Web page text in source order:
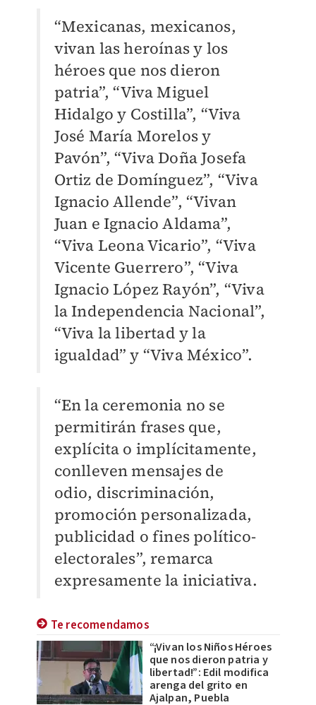
“Mexicanas, mexicanos,
vivan las heroínas y los
héroes que nos dieron
patria”, “Viva Miguel
Hidalgo y Costilla”, “Viva
José María Morelos y
Pavón”, “Viva Doña Josefa
Ortiz de Domínguez”, “Viva
Ignacio Allende”, “Vivan
Juan e Ignacio Aldama”,
“Viva Leona Vicario”, “Viva
Vicente Guerrero”, “Viva
Ignacio López Rayón”, “Viva
la Independencia Nacional”,
“Viva la libertad y la
igualdad” y “Viva México”.
“En la ceremonia no se
permitirán frases que,
explícita o implícitamente,
conlleven mensajes de
odio, discriminación,
promoción personalizada,
publicidad o fines político-
electorales”, remarca
expresamente la iniciativa.
Te recomendamos
“¡Vivan los Niños Héroes
que nos dieron patria y
libertad!”: Edil modifica
arenga del grito en
Ajalpan, Puebla